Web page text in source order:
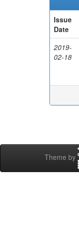
Issue
Date
2019-
02-18
Theme by